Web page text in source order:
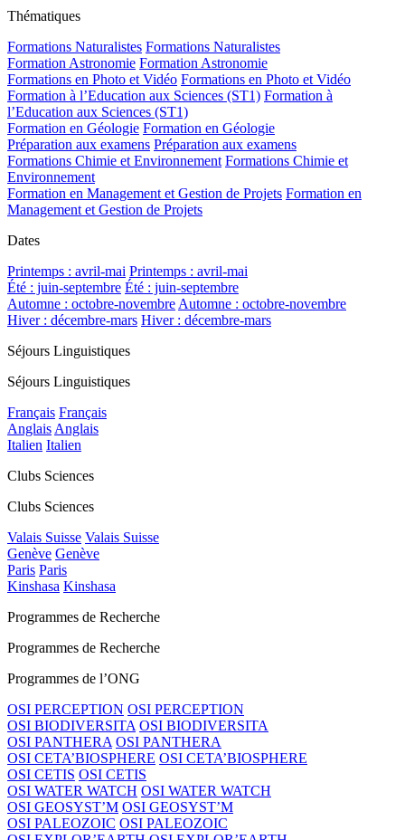
Thématiques
Formations Naturalistes Formations Naturalistes
Formation Astronomie Formation Astronomie
Formations en Photo et Vidéo Formations en Photo et Vidéo
Formation à l’Education aux Sciences (ST1) Formation à
l’Education aux Sciences (ST1)
Formation en Géologie Formation en Géologie
Préparation aux examens Préparation aux examens
Formations Chimie et Environnement Formations Chimie et
Environnement
Formation en Management et Gestion de Projets Formation en
Management et Gestion de Projets
Dates
Printemps : avril-mai Printemps : avril-mai
Été : juin-septembre Été : juin-septembre
Automne : octobre-novembre Automne : octobre-novembre
Hiver : décembre-mars Hiver : décembre-mars
Séjours Linguistiques
Séjours Linguistiques
Français Français
Anglais Anglais
Italien Italien
Clubs Sciences
Clubs Sciences
Valais Suisse Valais Suisse
Genève Genève
Paris Paris
Kinshasa Kinshasa
Programmes de Recherche
Programmes de Recherche
Programmes de l’ONG
OSI PERCEPTION OSI PERCEPTION
OSI BIODIVERSITA OSI BIODIVERSITA
OSI PANTHERA OSI PANTHERA
OSI CETA’BIOSPHERE OSI CETA’BIOSPHERE
OSI CETIS OSI CETIS
OSI WATER WATCH OSI WATER WATCH
OSI GEOSYST’M OSI GEOSYST’M
OSI PALEOZOIC OSI PALEOZOIC